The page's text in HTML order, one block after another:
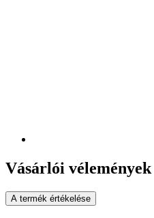
Vásárlói vélemények
A termék értékelése